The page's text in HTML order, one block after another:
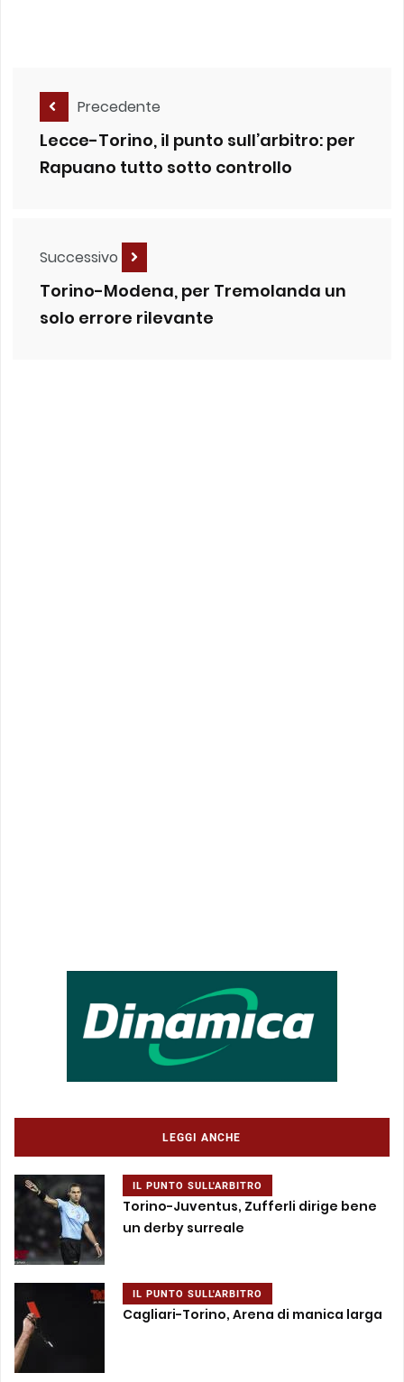
Precedente
Lecce-Torino, il punto sull’arbitro: per
Rapuano tutto sotto controllo
Successivo
Torino-Modena, per Tremolanda un
solo errore rilevante
LEGGI ANCHE
IL PUNTO SULL'ARBITRO
Torino-Juventus, Zufferli dirige bene
un derby surreale
IL PUNTO SULL'ARBITRO
Cagliari-Torino, Arena di manica larga